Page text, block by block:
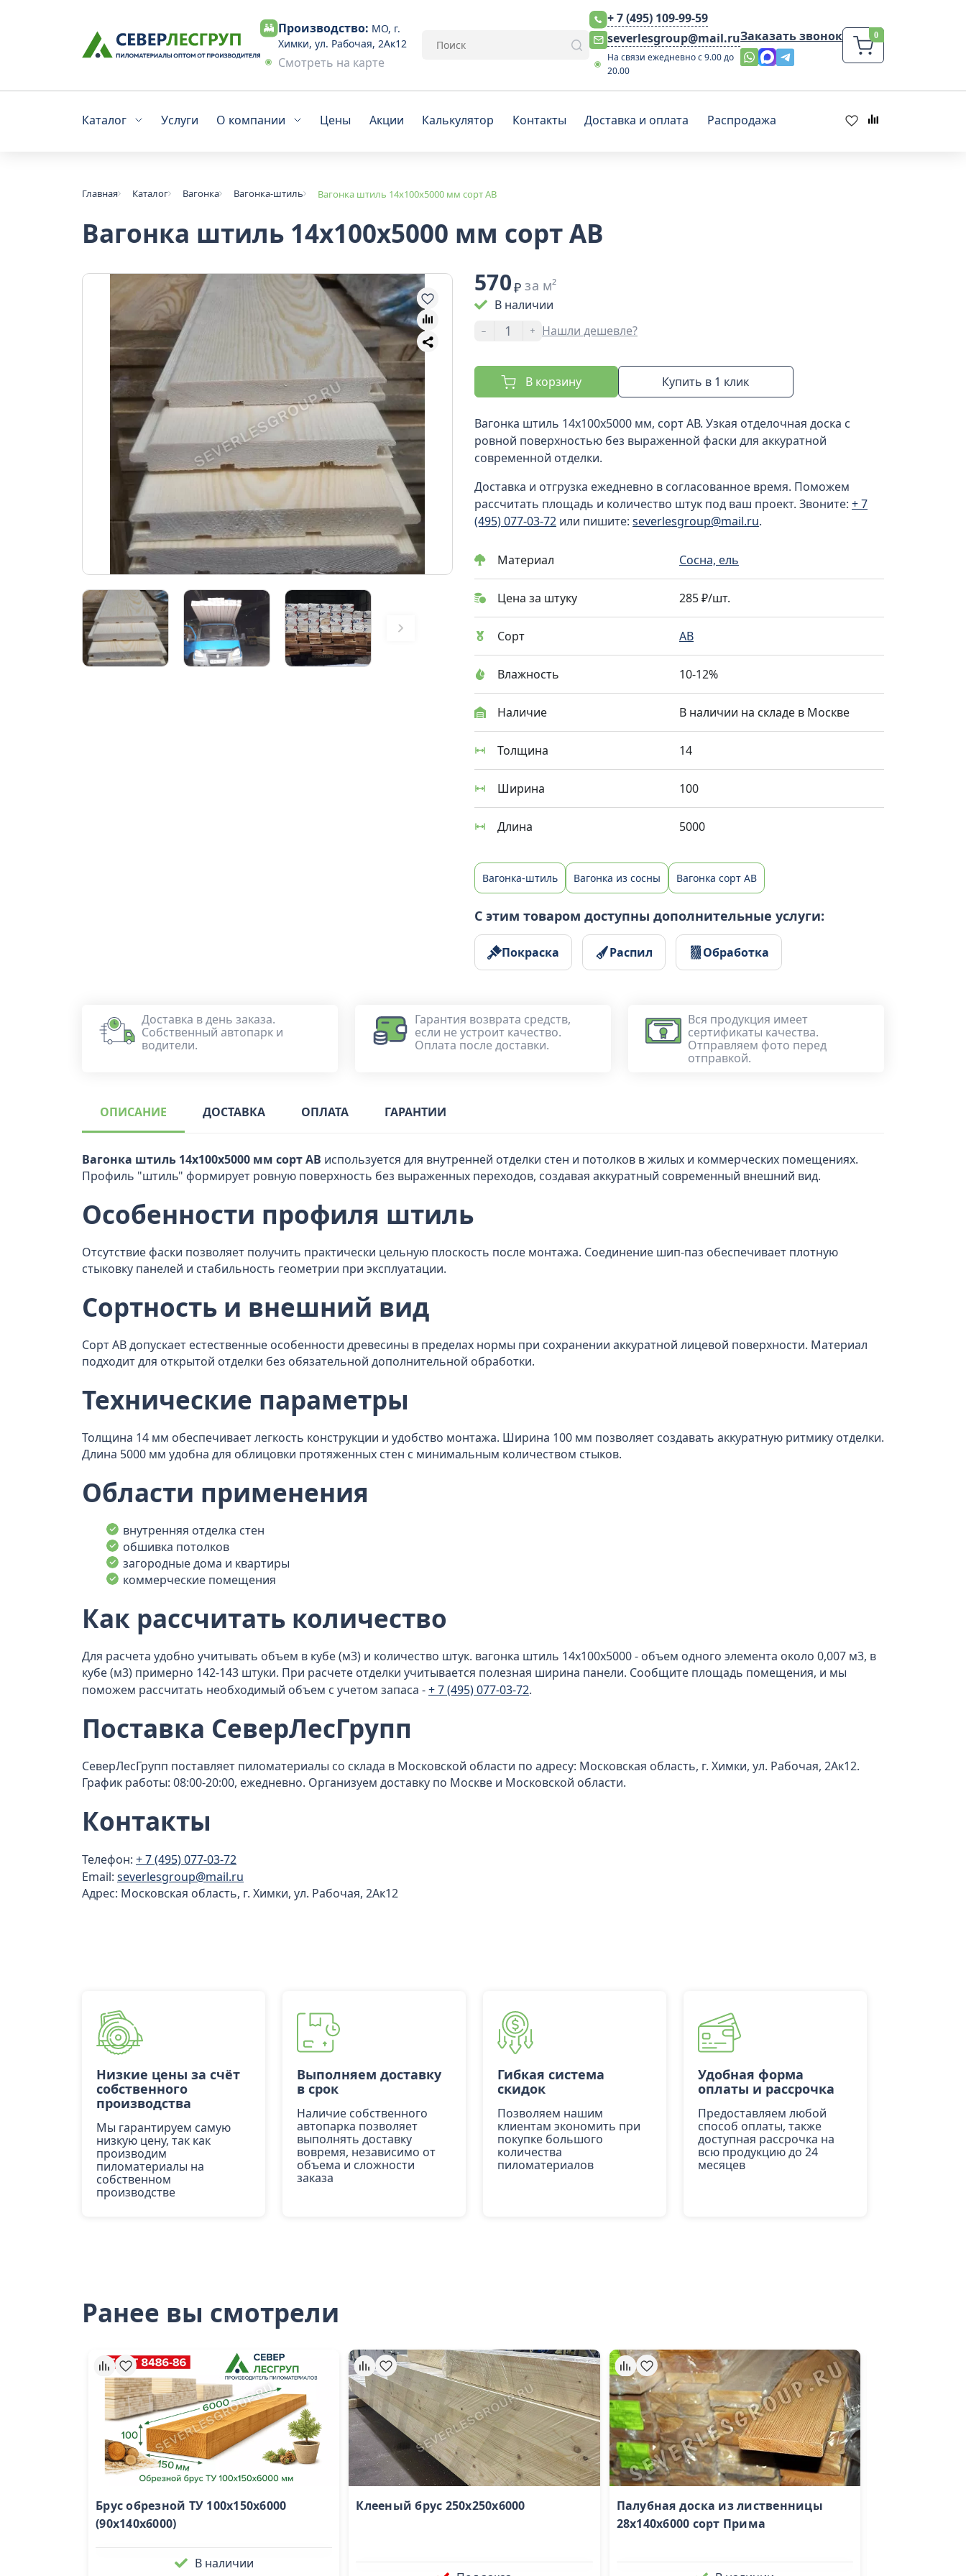
Производство: МО, г.
Химки, ул. Рабочая, 2Ак12
Смотреть на карте
+ 7 (495) 109-99-59
severlesgroup@mail.ru
На связи ежедневно с 9.00 до
20.00
Заказать звонок
Каталог Услуги О компании Цены Акции Калькулятор Контакты Доставка и оплата Распродажа
Главная Каталог Вагонка Вагонка-штиль Вагонка штиль 14x100x5000 мм сорт АВ
Вагонка штиль 14x100x5000 мм сорт АВ
570₽ за м²
В наличии
-
+ Нашли дешевле?
В корзину Купить в 1 клик
Вагонка штиль 14x100x5000 мм, сорт АВ. Узкая отделочная доска с
ровной поверхностью без выраженной фаски для аккуратной
современной отделки.
Доставка и отгрузка ежедневно в согласованное время. Поможем
рассчитать площадь и количество штук под ваш проект. Звоните: + 7
(495) 077-03-72 или пишите: severlesgroup@mail.ru.
Материал Сосна, ель
Цена за штуку 285 ₽/шт.
Сорт AB
Влажность 10-12%
Наличие В наличии на складе в Москве
Толщина 14
Ширина 100
Длина 5000
Вагонка-штиль Вагонка из сосны Вагонка сорт AB
С этим товаром доступны дополнительные услуги:
Покраска Распил Обработка
Доставка в день заказа.
Собственный автопарк и
водители.
Гарантия возврата средств,
если не устроит качество.
Оплата после доставки.
Вся продукция имеет
сертификаты качества.
Отправляем фото перед
отправкой.
ОПИСАНИЕ ДОСТАВКА ОПЛАТА ГАРАНТИИ
Вагонка штиль 14x100x5000 мм сорт АВ используется для внутренней отделки стен и потолков в жилых и коммерческих помещениях.
Профиль "штиль" формирует ровную поверхность без выраженных переходов, создавая аккуратный современный внешний вид.
Особенности профиля штиль
Отсутствие фаски позволяет получить практически цельную плоскость после монтажа. Соединение шип-паз обеспечивает плотную
стыковку панелей и стабильность геометрии при эксплуатации.
Сортность и внешний вид
Сорт АВ допускает естественные особенности древесины в пределах нормы при сохранении аккуратной лицевой поверхности. Материал
подходит для открытой отделки без обязательной дополнительной обработки.
Технические параметры
Толщина 14 мм обеспечивает легкость конструкции и удобство монтажа. Ширина 100 мм позволяет создавать аккуратную ритмику отделки.
Длина 5000 мм удобна для облицовки протяженных стен с минимальным количеством стыков.
Области применения
внутренняя отделка стен
обшивка потолков
загородные дома и квартиры
коммерческие помещения
Как рассчитать количество
Для расчета удобно учитывать объем в кубе (м3) и количество штук. вагонка штиль 14x100x5000 - объем одного элемента около 0,007 м3, в
кубе (м3) примерно 142-143 штуки. При расчете отделки учитывается полезная ширина панели. Сообщите площадь помещения, и мы
поможем рассчитать необходимый объем с учетом запаса -+ 7 (495) 077-03-72.
Поставка СеверЛесГрупп
СеверЛесГрупп поставляет пиломатериалы со склада в Московской области по адресу: Московская область, г. Химки, ул. Рабочая, 2Ак12.
График работы: 08:00-20:00, ежедневно. Организуем доставку по Москве и Московской области.
Контакты
Телефон: + 7 (495) 077-03-72
Email: severlesgroup@mail.ru
Адрес: Московская область, г. Химки, ул. Рабочая, 2Ак12
Низкие цены за счёт
собственного
производства
Мы гарантируем самую
низкую цену, так как
производим
пиломатериалы на
собственном
производстве
Выполняем доставку
в срок
Наличие собственного
автопарка позволяет
выполнять доставку
вовремя, независимо от
объема и сложности
заказа
Гибкая система
скидок
Позволяем нашим
клиентам экономить при
покупке большого
количества
пиломатериалов
Удобная форма
оплаты и рассрочка
Предоставляем любой
способ оплаты, также
доступная рассрочка на
всю продукцию до 24
месяцев
Ранее вы смотрели
Брус обрезной ТУ 100х150х6000
(90х140х6000)
В наличии
Клееный брус 250х250х6000
Палубная доска из лиственницы
28x140х6000 сорт Прима